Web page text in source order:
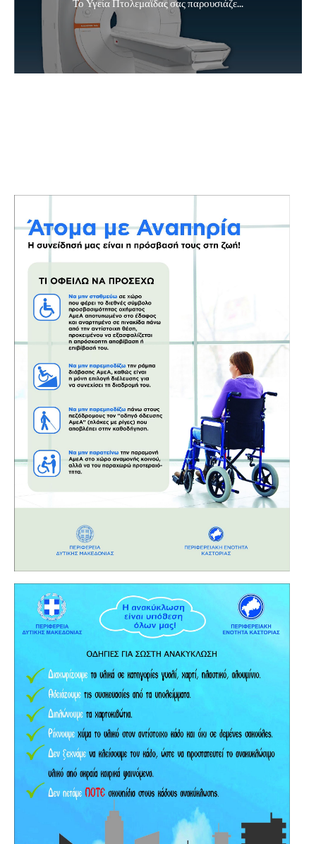
Το Υγεία Πτολεμαϊδας σας παρουσιάζε...